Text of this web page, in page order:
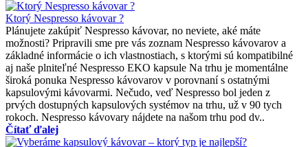
Ktorý Nespresso kávovar ?
Plánujete zakúpiť Nespresso kávovar, no neviete, aké máte
možnosti? Pripravili sme pre vás zoznam Nespresso kávovarov a
základné informácie o ich vlastnostiach, s ktorými sú kompatibilné
aj naše plniteľné Nespresso EKO kapsule Na trhu je momentálne
široká ponuka Nespresso kávovarov v porovnaní s ostatnými
kapsulovými kávovarmi. Nečudo, veď Nespresso bol jeden z
prvých dostupných kapsulových systémov na trhu, už v 90 tych
rokoch. Nespresso kávovary nájdete na našom trhu pod dv..
Čítať ďalej